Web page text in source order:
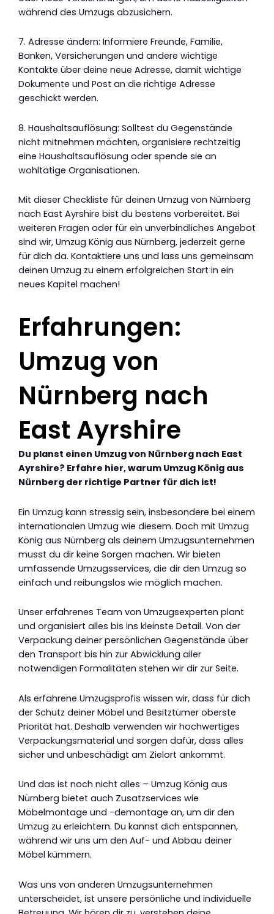
während des Umzugs abzusichern.
7. Adresse ändern: Informiere Freunde, Familie,
Banken, Versicherungen und andere wichtige
Kontakte über deine neue Adresse, damit wichtige
Dokumente und Post an die richtige Adresse
geschickt werden.
8. Haushaltsauflösung: Solltest du Gegenstände
nicht mitnehmen möchten, organisiere rechtzeitig
eine Haushaltsauflösung oder spende sie an
wohltätige Organisationen.
Mit dieser Checkliste für deinen Umzug von Nürnberg
nach East Ayrshire bist du bestens vorbereitet. Bei
weiteren Fragen oder für ein unverbindliches Angebot
sind wir, Umzug König aus Nürnberg, jederzeit gerne
für dich da. Kontaktiere uns und lass uns gemeinsam
deinen Umzug zu einem erfolgreichen Start in ein
neues Kapitel machen!
Erfahrungen:
Umzug von
Nürnberg nach
East Ayrshire
Du planst einen Umzug von Nürnberg nach East
Ayrshire? Erfahre hier, warum Umzug König aus
Nürnberg der richtige Partner für dich ist!
Ein Umzug kann stressig sein, insbesondere bei einem
internationalen Umzug wie diesem. Doch mit Umzug
König aus Nürnberg als deinem Umzugsunternehmen
musst du dir keine Sorgen machen. Wir bieten
umfassende Umzugsservices, die dir den Umzug so
einfach und reibungslos wie möglich machen.
Unser erfahrenes Team von Umzugsexperten plant
und organisiert alles bis ins kleinste Detail. Von der
Verpackung deiner persönlichen Gegenstände über
den Transport bis hin zur Abwicklung aller
notwendigen Formalitäten stehen wir dir zur Seite.
Als erfahrene Umzugsprofis wissen wir, dass für dich
der Schutz deiner Möbel und Besitztümer oberste
Priorität hat. Deshalb verwenden wir hochwertiges
Verpackungsmaterial und sorgen dafür, dass alles
sicher und unbeschädigt am Zielort ankommt.
Und das ist noch nicht alles – Umzug König aus
Nürnberg bietet auch Zusatzservices wie
Möbelmontage und -demontage an, um dir den
Umzug zu erleichtern. Du kannst dich entspannen,
während wir uns um den Auf- und Abbau deiner
Möbel kümmern.
Was uns von anderen Umzugsunternehmen
unterscheidet, ist unsere persönliche und individuelle